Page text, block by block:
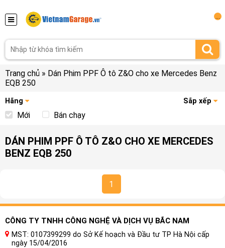
Trang chủ » Dán Phim PPF Ô tô Z&O cho xe Mercedes Benz
EQB 250
Hãng Sắp xếp
Mới Bán chạy
DÁN PHIM PPF Ô TÔ Z&O CHO XE MERCEDES
BENZ EQB 250
1
CÔNG TY TNHH CÔNG NGHỆ VÀ DỊCH VỤ BẮC NAM
MST: 0107399299 do Sở Kế hoạch và Đầu tư TP Hà Nội cấp
ngày 15/04/2016